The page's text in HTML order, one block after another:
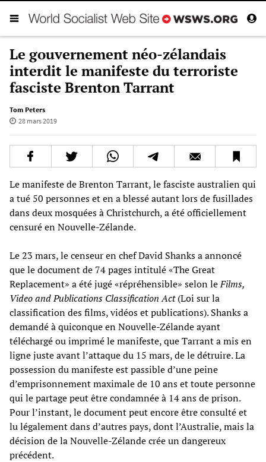
Le gouvernement néo-zélandais
interdit le manifeste du terroriste
fasciste Brenton Tarrant
Tom Peters
28 mars 2019
Le manifeste de Brenton Tarrant, le fasciste australien qui
a tué 50 personnes et en a blessé autant lors de fusillades
dans deux mosquées à Christchurch, a été officiellement
censuré en Nouvelle-Zélande.
Le 23 mars, le censeur en chef David Shanks a annoncé
que le document de 74 pages intitulé «The Great
Replacement» a été jugé «répréhensible» selon leFilms,
Video and Publications Classification Act(Loi sur la
classification des films, vidéos et publications). Shanks a
demandé à quiconque en Nouvelle-Zélande ayant
téléchargé ou imprimé le manifeste, que Tarrant a mis en
ligne juste avant l’attaque du 15 mars, de le détruire. La
possession du manifeste est passible d’une peine
d’emprisonnement maximale de 10 ans et toute personne
qui le partage peut être condamnée à 14 ans de prison.
Pour l’instant, le document peut encore être consulté et
lu légalement dans d’autres pays, dont l’Australie, mais la
décision de la Nouvelle-Zélande crée un dangereux
précédent.